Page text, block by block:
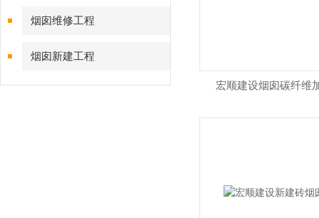
烟囱维修工程
烟囱新建工程
宏顺建设烟囱碳纤维